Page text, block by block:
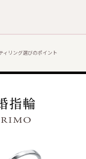
ィリング選びのポイント
指輪